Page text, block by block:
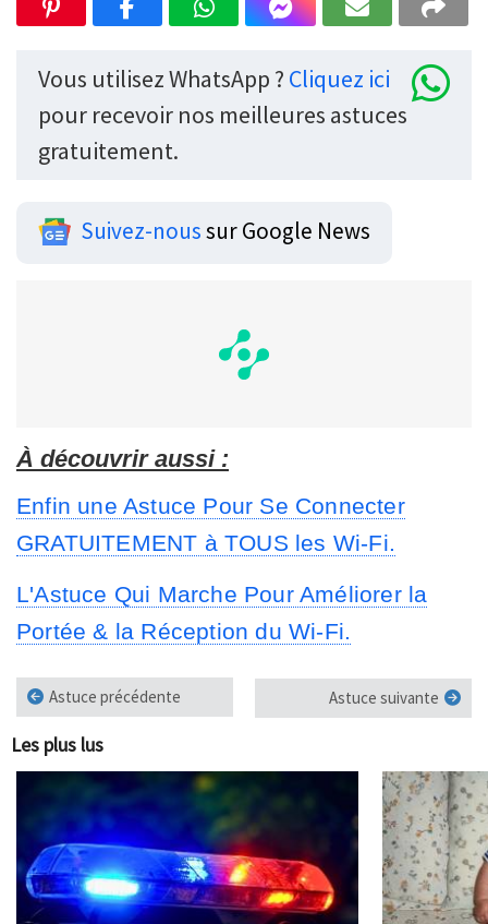
Vous utilisez WhatsApp ? Cliquez ici
pour recevoir nos meilleures astuces
gratuitement.
Suivez-noussur Google News
À découvrir aussi :
Enfin une Astuce Pour Se Connecter
GRATUITEMENT à TOUS les Wi-Fi.
L'Astuce Qui Marche Pour Améliorer la
Portée & la Réception du Wi-Fi.
Astuce précédente Astuce suivante
Les plus lus